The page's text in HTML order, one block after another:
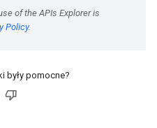
były pomocne?